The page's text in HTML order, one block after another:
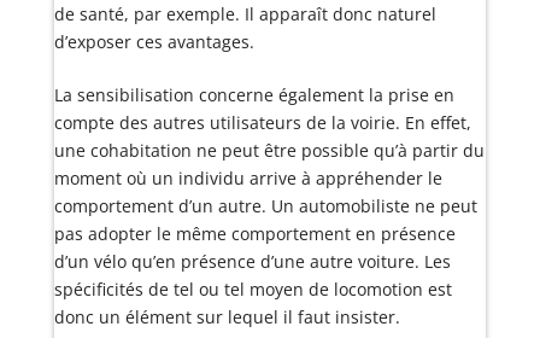
de santé, par exemple. Il apparaît donc naturel
d’exposer ces avantages.
La sensibilisation concerne également la prise en
compte des autres utilisateurs de la voirie. En effet,
une cohabitation ne peut être possible qu’à partir du
moment où un individu arrive à appréhender le
comportement d’un autre. Un automobiliste ne peut
pas adopter le même comportement en présence
d’un vélo qu’en présence d’une autre voiture. Les
spécificités de tel ou tel moyen de locomotion est
donc un élément sur lequel il faut insister.